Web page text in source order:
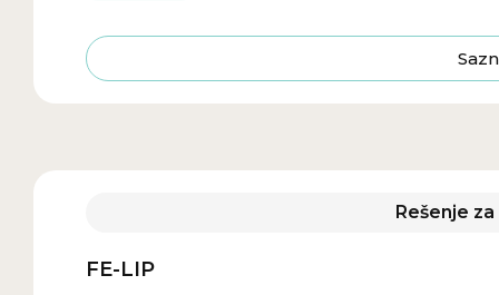
Rešenje
FE-LIP